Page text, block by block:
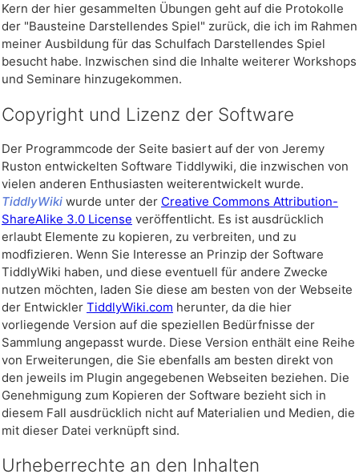
Kern der hier gesammelten Übungen geht auf die Protokolle
der "Bausteine Darstellendes Spiel" zurück, die ich im Rahmen
meiner Ausbildung für das Schulfach Darstellendes Spiel
besucht habe. Inzwischen sind die Inhalte weiterer Workshops
und Seminare hinzugekommen.
Copyright und Lizenz der Software
Der Programmcode der Seite basiert auf der von Jeremy
Ruston entwickelten Software Tiddlywiki, die inzwischen von
vielen anderen Enthusiasten weiterentwickelt wurde.
TiddlyWiki wurde unter der Creative Commons Attribution-
ShareAlike 3.0 License veröffentlicht. Es ist ausdrücklich
erlaubt Elemente zu kopieren, zu verbreiten, und zu
modfizieren. Wenn Sie Interesse an Prinzip der Software
TiddlyWiki haben, und diese eventuell für andere Zwecke
nutzen möchten, laden Sie diese am besten von der Webseite
der Entwickler TiddlyWiki.com herunter, da die hier
vorliegende Version auf die speziellen Bedürfnisse der
Sammlung angepasst wurde. Diese Version enthält eine Reihe
von Erweiterungen, die Sie ebenfalls am besten direkt von
den jeweils im Plugin angegebenen Webseiten beziehen. Die
Genehmigung zum Kopieren der Software bezieht sich in
diesem Fall ausdrücklich nicht auf Materialien und Medien, die
mit dieser Datei verknüpft sind.
Urheberrechte an den Inhalten